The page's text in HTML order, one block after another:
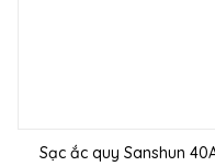
Sạc ắc quy Sanshun